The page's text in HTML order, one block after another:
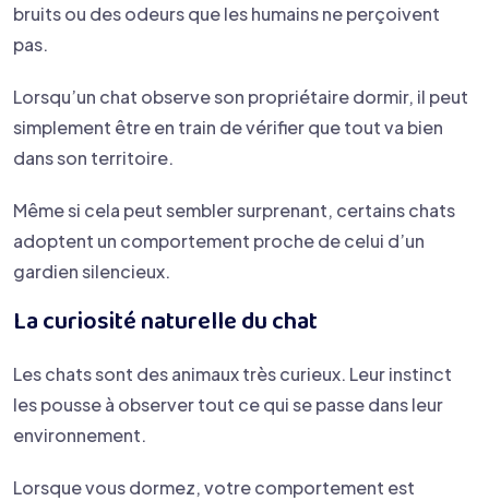
bruits ou des odeurs que les humains ne perçoivent
pas.
Lorsqu’un chat observe son propriétaire dormir, il peut
simplement être en train de vérifier que tout va bien
dans son territoire.
Même si cela peut sembler surprenant, certains chats
adoptent un comportement proche de celui d’un
gardien silencieux.
La curiosité naturelle du chat
Les chats sont des animaux très curieux. Leur instinct
les pousse à observer tout ce qui se passe dans leur
environnement.
Lorsque vous dormez, votre comportement est